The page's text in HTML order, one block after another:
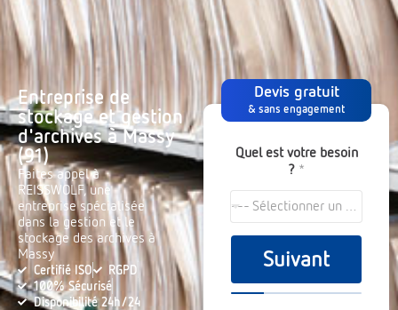
Entreprise de
stockage et gestion
d'archives à Massy
(91)
Faites appel à
REISSWOLF, une
entreprise spécialisée
dans la gestion et le
stockage des archives à
Massy
Certifié ISO
RGPD
100% Sécurisé
Disponibilité 24h/24
Devis gratuit
& sans engagement
Quel est votre besoin
? *
--- Sélectionner un choix ---
Suivant